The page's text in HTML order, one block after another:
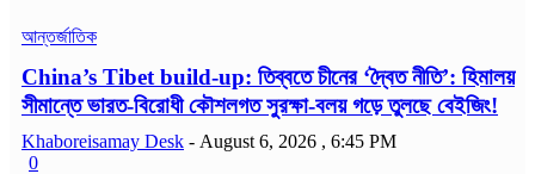
আন্তর্জাতিক
China’s Tibet build-up: তিব্বতে চীনের ‘দ্বৈত নীতি’: হিমালয়
সীমান্তে ভারত-বিরোধী কৌশলগত সুরক্ষা-বলয় গড়ে তুলছে বেইজিং!
Khaboreisamay Desk - August 6, 2026 , 6:45 PM
0